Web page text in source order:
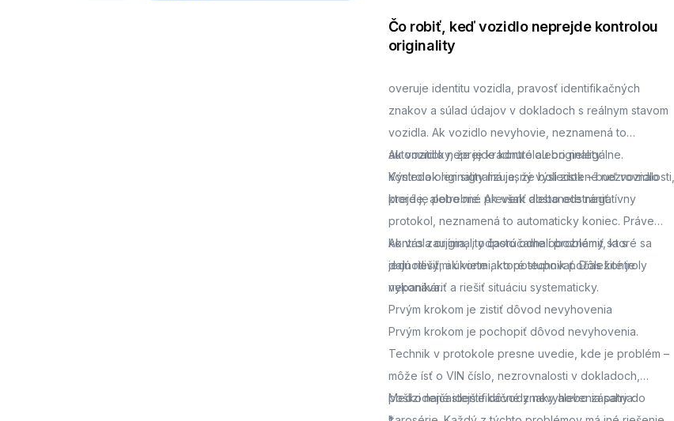
Čo robiť, keď vozidlo neprejde kontrolou
originality
overuje identitu vozidla, pravosť identifikačných
znakov a súlad údajov v dokladoch s reálnym stavom
vozidla. Ak vozidlo nevyhovie, neznamená to
automaticky, že je kradnuté alebo nelegálne.
Výsledok len signalizuje, že boli zistené nezrovnalosti,
ktoré je potrebné preveriť alebo odstrániť.
Ak vozidlo neprejde kontrolou originality
Kontrola originality má jasný výsledok – buď vozidlo
prejde, alebo nie. Ak však dostanete negatívny
protokol, neznamená to automaticky koniec. Práve
kontrola originality často odhalí problémy, ktoré sa
dajú riešiť, ak viete ako postupovať. Dôležité je
nepanikáriť a riešiť situáciu systematicky.
Ak vás zaujíma,, odporúčame oboznámiť sa s
jednotlivými úkonmi, ktoré technik počas kontroly
vykonáva.
Prvým krokom je zistiť dôvod nevyhovenia
Prvým krokom je pochopiť dôvod nevyhovenia.
Technik v protokole presne uvedie, kde je problém –
môže ísť o VIN číslo, nezrovnalosti v dokladoch,
poškodené identifikačné znaky alebo zásahy do
Medzi najčastejšie dôvody nevyhovenia patria: